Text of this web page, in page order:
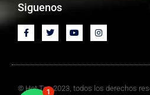
Siguenos
© Hot Top 2023, todos los derechos
1